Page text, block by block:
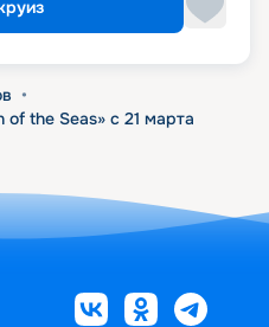
•
of the Seas» с 21 марта